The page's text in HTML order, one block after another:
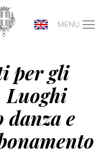
MENU
per gli
Luoghi
danza e